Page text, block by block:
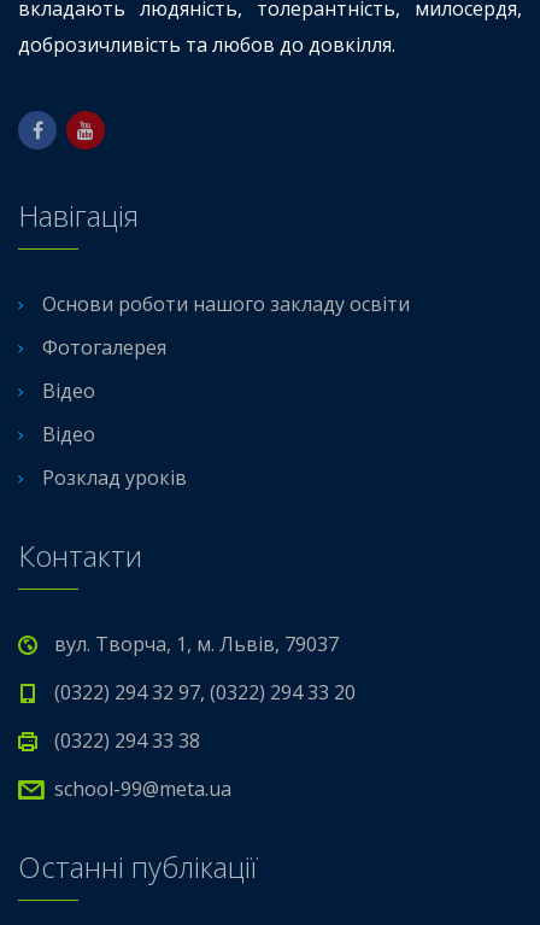
вкладають людяність, толерантність, милосердя,
доброзичливість та любов до довкілля.
Навігація
Основи роботи нашого закладу освіти
Фотогалерея
Відео
Відео
Розклад уроків
Контакти
вул. Творча, 1, м. Львів, 79037
(0322) 294 32 97, (0322) 294 33 20
(0322) 294 33 38
school-99@meta.ua
Останні публікації